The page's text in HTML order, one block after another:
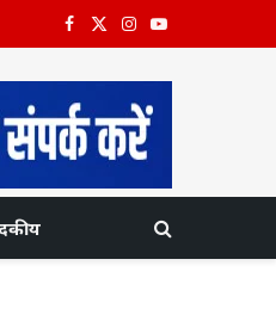
Facebook
X
Instagram
YouTube